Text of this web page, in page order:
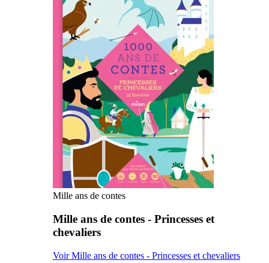
Mille ans de contes
Mille ans de contes - Princesses et
chevaliers
Voir Mille ans de contes - Princesses et chevaliers